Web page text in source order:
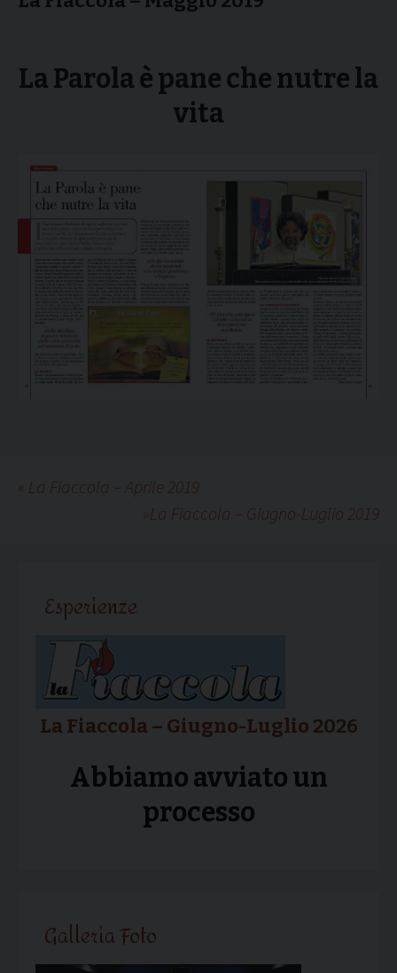
La Parola è pane che nutre la
vita
« La Fiaccola – Aprile 2019
La Fiaccola – Giugno-Luglio 2019
»
Esperienze
La Fiaccola – Giugno-Luglio 2026
Abbiamo avviato un
processo
Galleria Foto